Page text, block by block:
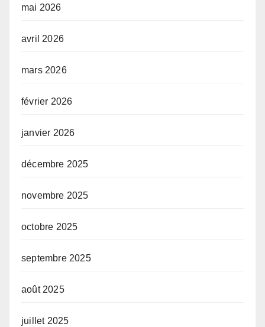
mai 2026
avril 2026
mars 2026
février 2026
janvier 2026
décembre 2025
novembre 2025
octobre 2025
septembre 2025
août 2025
juillet 2025